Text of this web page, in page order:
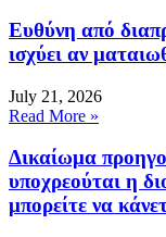
Ευθύνη από
ισχύει αν
July 21, 2026
Read More »
Δικαίωμα
υποχρεούται η
μπορείτε να